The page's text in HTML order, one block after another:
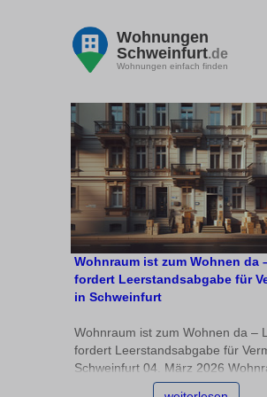
Wohnungen
Schweinfurt.de
Wohnungen einfach finden
Wohnraum ist zum Wohnen da
fordert Leerstandsabgabe für
in Schweinfurt
Wohnraum ist zum Wohnen da –
fordert Leerstandsabgabe für
Schweinfurt 04. März 2026
bleibt knapp – Leerstand muss